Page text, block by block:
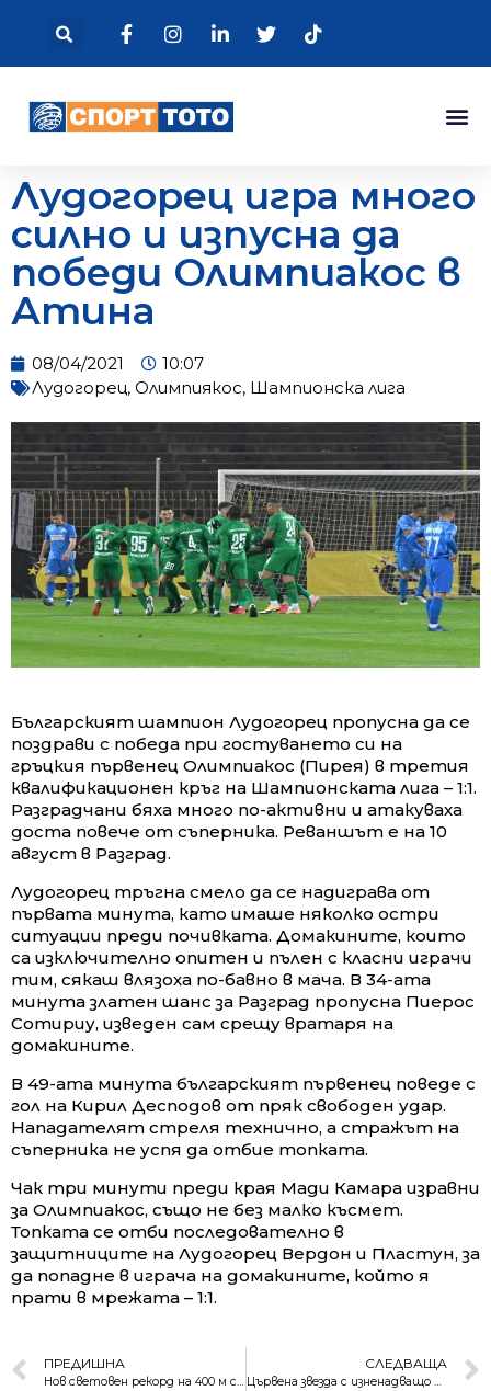
Лудогорец игра много
силно и изпусна да
победи Олимпиакос в
Атина
08/04/2021
10:07
Лудогорец, Олимпиякос, Шампионска лига
Българският шампион Лудогорец пропусна да се
поздрави с победа при гостуването си на
гръцкия първенец Олимпиакос (Пирея) в третия
квалификационен кръг на Шампионската лига – 1:1.
Разградчани бяха много по-активни и атакуваха
доста повече от съперника. Реваншът е на 10
август в Разград.
Лудогорец тръгна смело да се надиграва от
първата минута, като имаше няколко остри
ситуации преди почивката. Домакините, които
са изключително опитен и пълен с класни играчи
тим, сякаш влязоха по-бавно в мача. В 34-ата
минута златен шанс за Разград пропусна Пиерос
Сотириу, изведен сам срещу вратаря на
домакините.
В 49-ата минута българският първенец поведе с
гол на Кирил Десподов от пряк свободен удар.
Нападателят стреля технично, а стражът на
съперника не успя да отбие топката.
Чак три минути преди края Мади Камара изравни
за Олимпиакос, също не без малко късмет.
Топката се отби последователно в
защитниците на Лудогорец Вердон и Пластун, за
да попадне в играча на домакините, който я
прати в мрежата – 1:1.
ПРЕДИШНА
Нов световен рекорд на 400 м с препятствия на Олимпиадата
СЛЕДВАЩА
Цървена звезда с изненадващо реми в Шампионската лига (Резултати)